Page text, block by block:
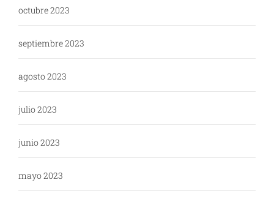
octubre 2023
septiembre 2023
agosto 2023
julio 2023
junio 2023
mayo 2023